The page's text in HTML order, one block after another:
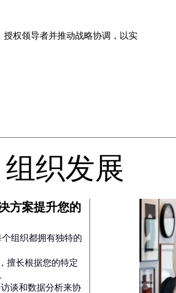
权领导者并推动战略协调，以实
组织发展
方案提升您的
组织都拥有独特的
擅长根据您的特定
谈和数据分析来协